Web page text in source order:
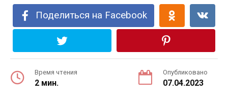
Поделиться на Facebook
Время чтения
2 мин.
Опубликовано
07.04.2023